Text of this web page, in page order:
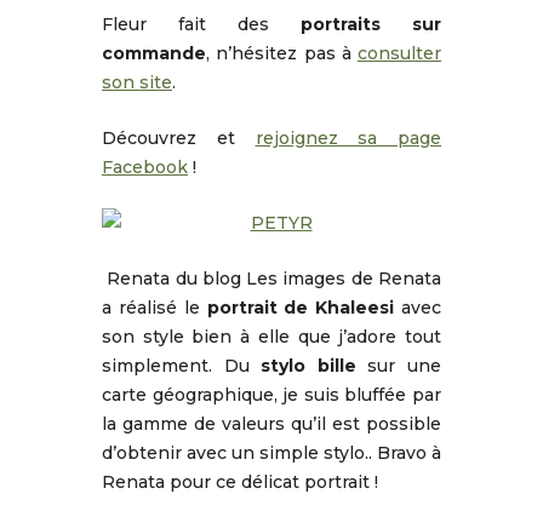
Fleur fait des portraits sur
commande, n’hésitez pas à consulter
son site.
Découvrez et rejoignez sa page
Facebook !
Renata du blog Les images de Renata
a réalisé le portrait de Khaleesi avec
son style bien à elle que j’adore tout
simplement. Du stylo bille sur une
carte géographique, je suis bluffée par
la gamme de valeurs qu’il est possible
d’obtenir avec un simple stylo.. Bravo à
Renata pour ce délicat portrait !